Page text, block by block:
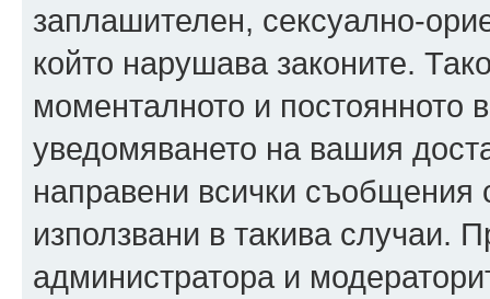
заплашителен, сексуално-
който нарушава законите.
моменталното и постоянното
уведомяването на вашия
направени всички съобщения
използвани в такива случаи.
администратора и